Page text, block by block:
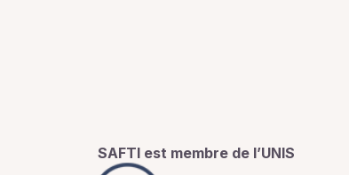
SAFTI est membre de l’UNIS